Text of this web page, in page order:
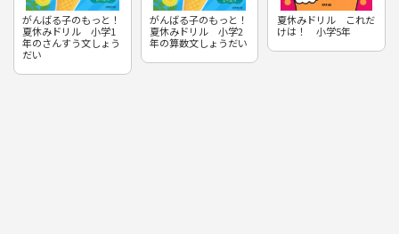
がんばる子のもっと！
夏休みドリル 小学1
年のさんすう文しょう
だい
がんばる子のもっと！
夏休みドリル 小学2
年の算数文しょうだい
夏休みドリル これだ
けは！ 小学5年